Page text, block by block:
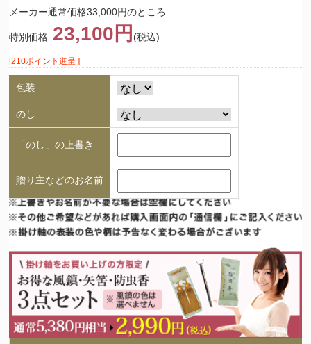
メーカー通常価格33,000円のところ
特別価格 23,100円 (税込)
[210ポイント進呈 ]
包装
のし
「のし」の上書き
贈り主などのお名前